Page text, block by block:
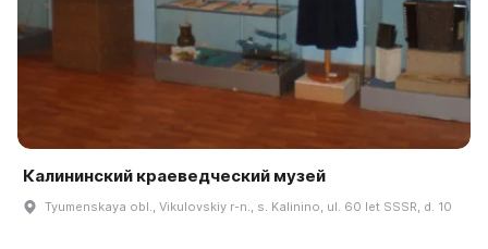
Калининский краеведческий музей
Tyumenskaya obl., Vikulovskiy r-n., s. Kalinino, ul. 60 let SSSR, d. 10